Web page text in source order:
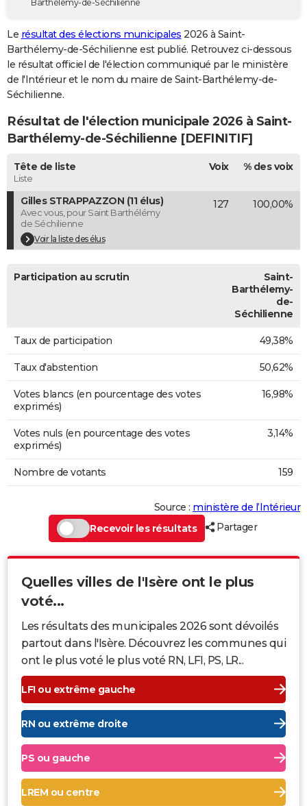
GUIDES D'ACHAT
CARTE DE VOEUX
Carte de Noël
Carte Bonne année
Carte Saint-Valentin
Carte Pâques
Carte d'anniversaire
DICTIONNAIRE
COPAINS D'AVANT
S'inscrire
Se connecter
Lycées
Collèges
Primaires
Universités
Entreprises
Service militaire
Avis de recherche
AVIS DE DÉCÈS
FORUM
Barthélemy-de-Séchilienne
Le résultat des élections municipales 2026 à Saint-
Barthélemy-de-Séchilienne est publié. Retrouvez ci-dessous
le résultat officiel de l'élection communiqué par le ministère
de l'Intérieur et le nom du maire de Saint-Barthélemy-de-
Séchilienne.
Résultat de l'élection municipale 2026 à Saint-
Barthélemy-de-Séchilienne [DEFINITIF]
Tête de liste
Liste
Voix % des voix
Gilles STRAPPAZZON (11 élus)
Avec vous, pour Saint Barthélémy
de Séchilienne
Voir la liste des élus
127 100,00%
Participation au scrutin
Saint-
Barthélemy-
de-
Séchilienne
Taux de participation 49,38%
Taux d'abstention 50,62%
Votes blancs (en pourcentage des votes
exprimés)
16,98%
Votes nuls (en pourcentage des votes
exprimés)
3,14%
Nombre de votants 159
Source : ministère de l’Intérieur
Recevoir les résultats
Partager
Quelles villes de l'Isère ont le plus
voté...
Les résultats des municipales 2026 sont dévoilés
partout dans l'Isère. Découvrez les communes qui
ont le plus voté le plus voté RN, LFI, PS, LR...
LFI ou extrême gauche
RN ou extrême droite
PS ou gauche
LREM ou centre